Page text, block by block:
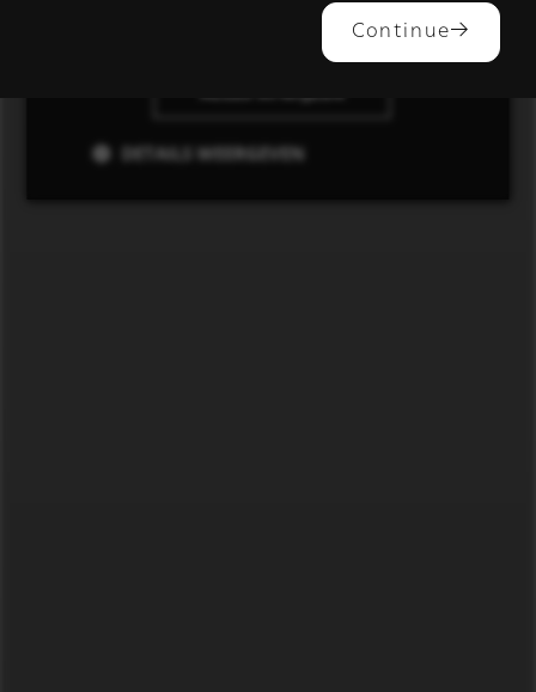
Continue
ALLES ACCEPTEREN
DETAILS WEERGEVEN